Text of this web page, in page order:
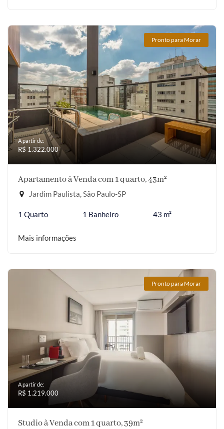
Pronto para Morar
A partir de:
R$ 1.322.000
Apartamento à Venda com 1 quarto, 43m²
Jardim Paulista, São Paulo-SP
1 Quarto 1 Banheiro 43 m²
Mais informações
Pronto para Morar
A partir de:
R$ 1.219.000
Studio à Venda com 1 quarto, 39m²